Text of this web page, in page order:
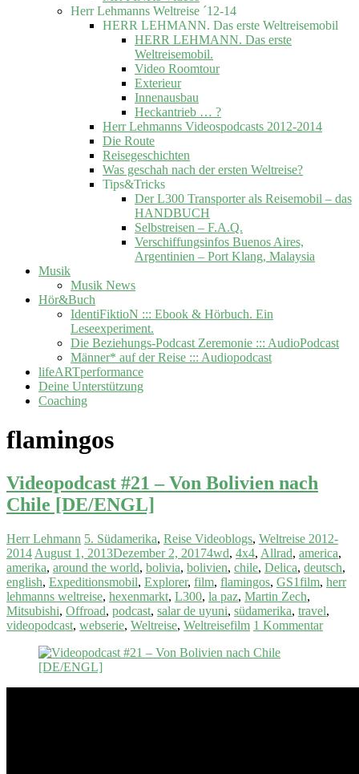
Herr Lehmanns Weltreise ´12-14
HERR LEHMANN. Das erste Weltreisemobil
HERR LEHMANN. Das erste
Weltreisemobil.
Video Roomtour
Exterieur
Innenausbau
Heckantrieb … ?
Herr Lehmanns Videospodcasts 2012-2014
Die Route
Reisegeschichten
Was geschah nach der ersten Weltreise?
Tips&Tricks
Der L300 Transporter als Reisemobil – das
HANDBUCH
Selbstreisen – F.A.Q.
Verschiffungsinfos Buenos Aires,
Argentinien – Port Klang, Malaysia
Musik
Musik News
Hör&Buch
IdentiFiktioN ::: Ebook & Hörbuch. Ein
Leseexperiment.
Die Beziehungs-Podcast Zeremonie ::: AudioPodcast
Männer* auf der Reise ::: Audiopodcast
lifeARTperformance
Deine Unterstützung
Coaching
flamingos
Videopodcast #21 – Von Bolivien nach
Chile [DE/ENGL]
Herr Lehmann 5. Südamerika, Reise Videoblogs, Weltreise 2012-
2014 August 1, 2013Dezember 2, 20174wd, 4x4, Allrad, america,
amerika, around the world, bolivia, bolivien, chile, Delica, deutsch,
english, Expeditionsmobil, Explorer, film, flamingos, GS1film, herr
lehmanns weltreise, hexenmarkt, L300, la paz, Martin Zech,
Mitsubishi, Offroad, podcast, salar de uyuni, südamerika, travel,
videopodcast, webserie, Weltreise, Weltreisefilm 1 Kommentar